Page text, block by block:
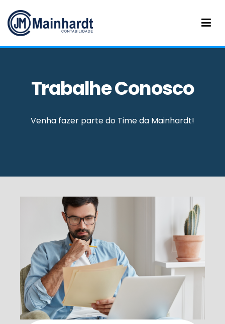
Mainhardt Contabilidade
Trabalhe Conosco
Venha fazer parte do Time da Mainhardt!